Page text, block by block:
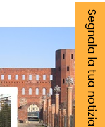
Segnala la tua notizia